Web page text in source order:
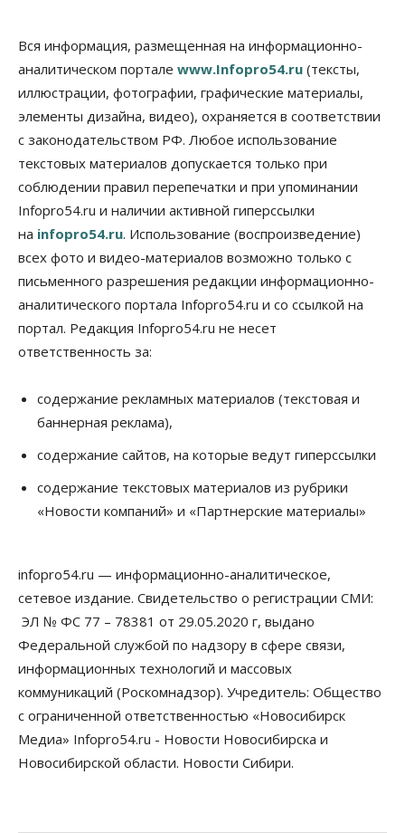
07 Августа 2026, 12:35
Общество
Синоптики рассказали о погоде в Новосибирске
на выходных
07 Августа 2026, 12:00
Жители Новосибирска смогут добровольно
повысить свою пенсию
07 Августа 2026, 11:30
Общество
Деньгами будут распоряжаться дети: в десяти
школах Новосибирской области введут
инициативное бюджетирование
07 Августа 2026, 11:00
заключили под стражу
07 Августа 2026, 10:15
Общество
Новосибирской области, но режима ЧС не будет
07 Августа 2026, 10:00
выстраивают системы защиты от атак БПЛА
07 Августа 2026, 09:00
По «Сибэлектротерму» выдали исполнительные
листы на полмиллиарда рублей
07 Августа 2026, 08:00
Бизнес Власть Медицина Общество
Искусственный интеллект предлагают
привлекать к разработке новых лекарств в
России
Вся информация, размещенная на информационно-
аналитическом портале www.Infopro54.ru (тексты,
иллюстрации, фотографии, графические материалы,
элементы дизайна, видео), охраняется в соответствии
с законодательством РФ. Любое использование
текстовых материалов допускается только при
соблюдении правил перепечатки и при упоминании
Infopro54.ru и наличии активной гиперссылки
на infopro54.ru. Использование (воспроизведение)
всех фото и видео-материалов возможно только с
письменного разрешения редакции информационно-
аналитического портала Infopro54.ru и со ссылкой на
портал. Редакция Infopro54.ru не несет
ответственность за:
содержание рекламных материалов (текстовая и
баннерная реклама),
содержание сайтов, на которые ведут гиперссылки
содержание текстовых материалов из рубрики
«Новости компаний» и «Партнерские материалы»
infopro54.ru — информационно-аналитическое,
сетевое издание. Свидетельство о регистрации СМИ:
ЭЛ № ФС 77 – 78381 от 29.05.2020 г, выдано
Федеральной службой по надзору в сфере связи,
информационных технологий и массовых
коммуникаций (Роскомнадзор). Учредитель: Общество
с ограниченной ответственностью «Новосибирск
Медиа» Infopro54.ru - Новости Новосибирска и
Новосибирской области. Новости Сибири.